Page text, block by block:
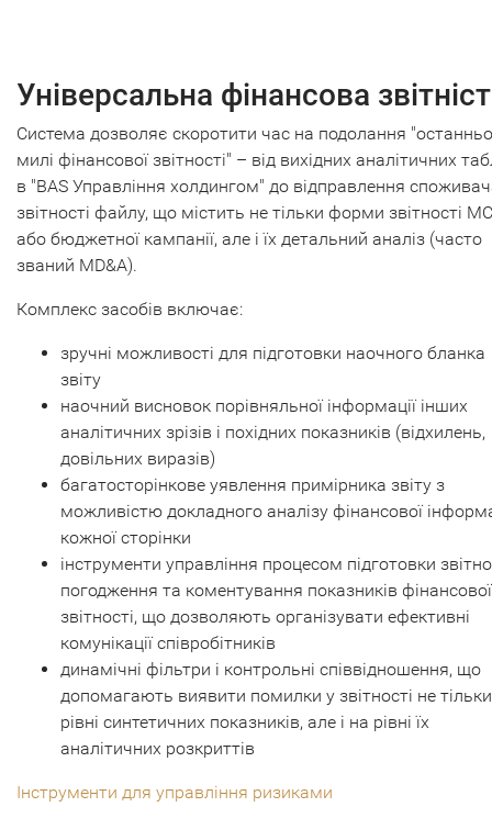
Універсальна фінансова
Система дозволяє скоротити час на подолання
милі фінансової звітності" – від вихідних аналітичних
в "BAS Управління холдингом" до відправлення
звітності файлу, що містить не тільки форми звітності
або бюджетної кампанії, але і їх детальний аналіз (часто
званий MD&A).
Комплекс засобів включає:
зручні можливості для підготовки наочного бланка
звіту
наочний висновок порівняльної інформації інших
аналітичних зрізів і похідних показників (відхилень,
довільних виразів)
багатосторінкове уявлення примірника звіту з
можливістю докладного аналізу фінансової
кожної сторінки
інструменти управління процесом підготовки
погодження та коментування показників фінансової
звітності, що дозволяють організувати ефективні
комунікації співробітників
динамічні фільтри і контрольні співвідношення, що
допомагають виявити помилки у звітності не
рівні синтетичних показників, але і на рівні їх
аналітичних розкриттів
Інструменти для управління ризиками